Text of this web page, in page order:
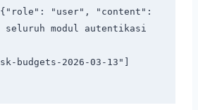
modul autentikasi